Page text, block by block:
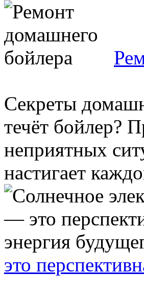
Секреты
течёт бойлер?
неприятных
настигает
это